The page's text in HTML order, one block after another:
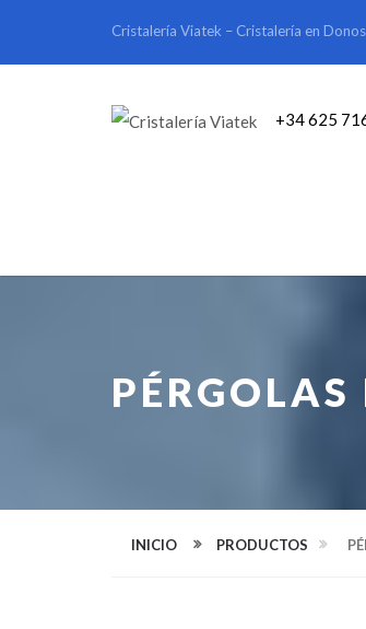
Cristalería Viatek – Cristalería en
+34 625
INICIO PRODUCTOS